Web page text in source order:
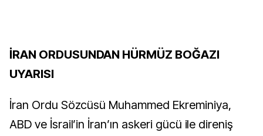
İRAN ORDUSUNDAN HÜRMÜZ BOĞAZI
UYARISI
İran Ordu Sözcüsü Muhammed Ekreminiya,
ABD ve İsrail’in İran’ın askeri gücü ile direniş